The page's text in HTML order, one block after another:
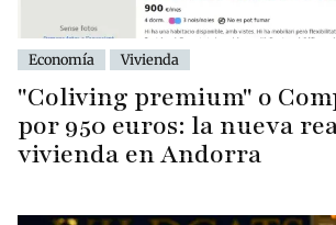
Economía Vivienda
"Coliving premium" o
por 950 euros: la nueva
vivienda en Andorra